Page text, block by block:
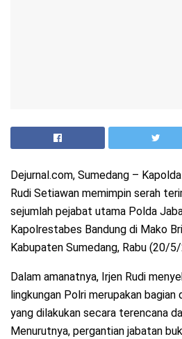
Dejurnal.com, Sumedang –
Rudi Setiawan memimpin serah
sejumlah pejabat utama Polda
Kapolrestabes Bandung di Mako
Kabupaten Sumedang, Rabu (20/
Dalam amanatnya, Irjen Rudi
lingkungan Polri merupakan bagian
yang dilakukan secara terencana
Menurutnya, pergantian jabatan